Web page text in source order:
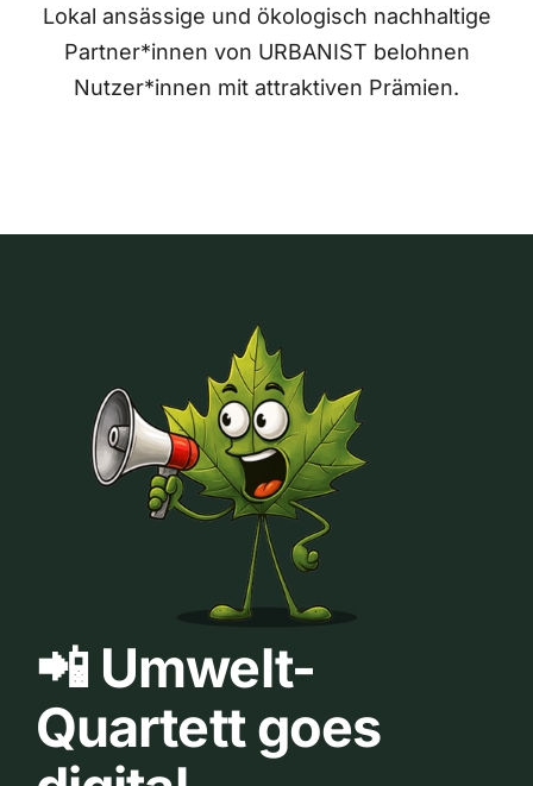
Lokal ansässige und ökologisch nachhaltige
Partner*innen von URBANIST belohnen
Nutzer*innen mit attraktiven Prämien.
📲 Umwelt-
Quartett goes